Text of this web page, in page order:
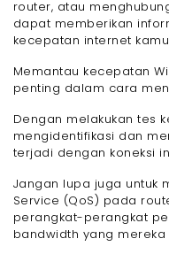
router, atau
dapat memberikan
kecepatan internet
Memantau kecepatan
penting dalam cara
Dengan melakukan tes
mengidentifikasi dan
terjadi dengan koneksi
Jangan lupa juga untuk
Service (QoS) pada
perangkat-perangkat
bandwidth yang mereka